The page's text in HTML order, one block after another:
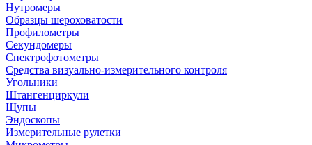
Нутромеры
Образцы шероховатости
Профилометры
Секундомеры
Спектрофотометры
Средства визуально-измерительного контроля
Угольники
Штангенциркули
Щупы
Эндоскопы
Измерительные рулетки